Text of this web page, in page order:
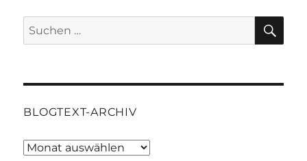
Suchen
nach:
BLOGTEXT-ARCHIV
Blogtext-